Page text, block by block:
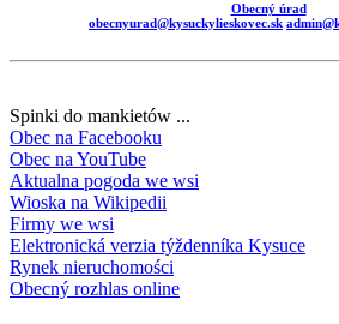
Obecný úrad
obecnyurad@kysuckylieskovec.sk
Spinki do mankietów ...
Obec na Facebooku
Obec na YouTube
Aktualna pogoda we wsi
Wioska na Wikipedii
Firmy we wsi
Elektronická verzia týždenníka Kysuce
Rynek nieruchomości
Obecný rozhlas online